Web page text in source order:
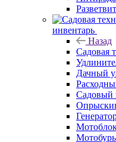
инвентарь
Назад
Садовая
Дачный
Садовый